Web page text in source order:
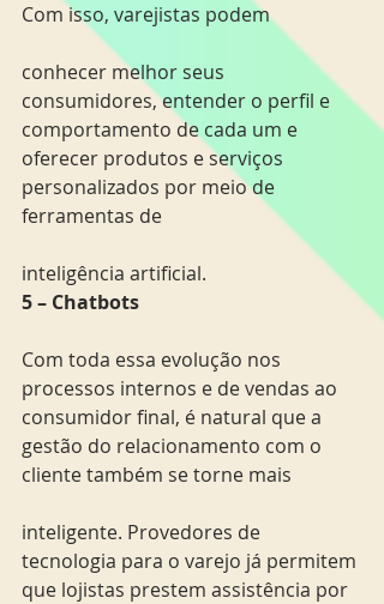
Com isso, varejistas podem
conhecer melhor seus
consumidores, entender o perfil e
comportamento de cada um e
oferecer produtos e serviços
personalizados por meio de
ferramentas de
inteligência artificial.
5 – Chatbots
Com toda essa evolução nos
processos internos e de vendas ao
consumidor final, é natural que a
gestão do relacionamento com o
cliente também se torne mais
inteligente. Provedores de
tecnologia para o varejo já permitem
que lojistas prestem assistência por